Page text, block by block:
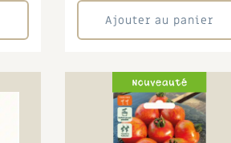
Ajouter au panier